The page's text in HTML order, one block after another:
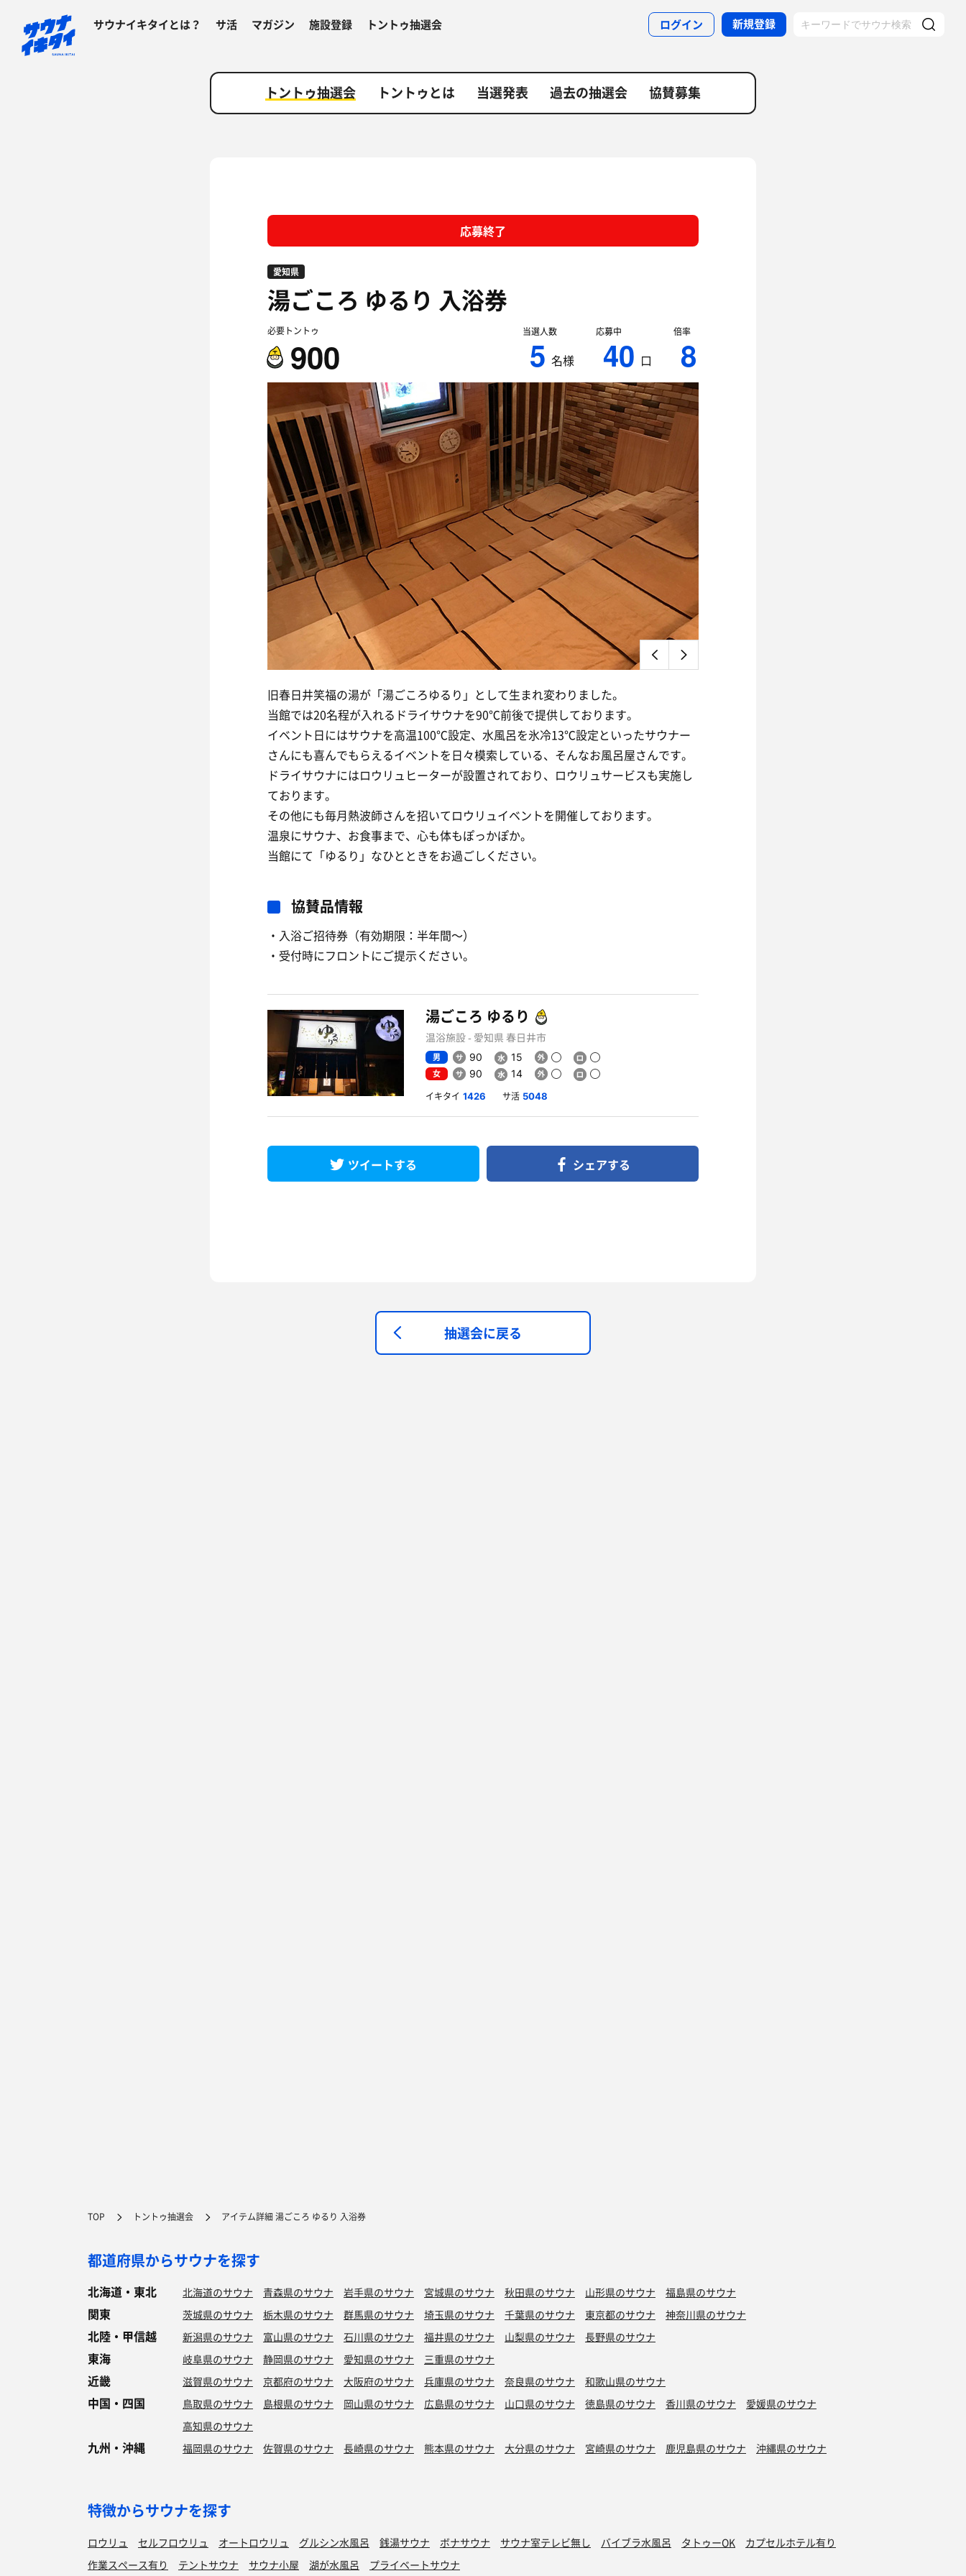
サウナイキタイとは？ サ活 マガジン 施設登録 トントゥ抽選会 ログイン 新規登録
トントゥ抽選会 トントゥとは 当選発表 過去の抽選会 協賛募集
応募終了
愛知県
湯ごころ ゆるり 入浴券
必要トントゥ
900
当選人数
5 名様
応募中
40 口
倍率
8
旧春日井笑福の湯が「湯ごころゆるり」として生まれ変わりました。
当館では20名程が入れるドライサウナを90℃前後で提供しております。
イベント日にはサウナを高温100℃設定、水風呂を氷冷13℃設定といったサウナー
さんにも喜んでもらえるイベントを日々模索している、そんなお風呂屋さんです。
ドライサウナにはロウリュヒーターが設置されており、ロウリュサービスも実施し
ております。
その他にも毎月熱波師さんを招いてロウリュイベントを開催しております。
温泉にサウナ、お食事まで、心も体もぽっかぽか。
当館にて「ゆるり」なひとときをお過ごしください。
協賛品情報
・入浴ご招待券（有効期限：半年間〜）
・受付時にフロントにご提示ください。
湯ごころ ゆるり
温浴施設 - 愛知県 春日井市
男 90
15
女
90 14
イキタイ 1426 サ活 5048
ツイートする シェアする
抽選会に戻る
TOP トントゥ抽選会 アイテム詳細 湯ごころ ゆるり 入浴券
都道府県からサウナを探す
北海道・東北 北海道のサウナ 青森県のサウナ 岩手県のサウナ 宮城県のサウナ 秋田県のサウナ 山形県のサウナ 福島県のサウナ
関東 茨城県のサウナ 栃木県のサウナ 群馬県のサウナ 埼玉県のサウナ 千葉県のサウナ 東京都のサウナ 神奈川県のサウナ
北陸・甲信越 新潟県のサウナ 富山県のサウナ 石川県のサウナ 福井県のサウナ 山梨県のサウナ 長野県のサウナ
東海 岐阜県のサウナ 静岡県のサウナ 愛知県のサウナ 三重県のサウナ
近畿 滋賀県のサウナ 京都府のサウナ 大阪府のサウナ 兵庫県のサウナ 奈良県のサウナ 和歌山県のサウナ
中国・四国 鳥取県のサウナ 島根県のサウナ 岡山県のサウナ 広島県のサウナ 山口県のサウナ 徳島県のサウナ 香川県のサウナ
愛媛県のサウナ
高知県のサウナ
九州・沖縄 福岡県のサウナ 佐賀県のサウナ 長崎県のサウナ 熊本県のサウナ 大分県のサウナ 宮崎県のサウナ 鹿児島県のサウナ 沖縄県のサウナ
特徴からサウナを探す
ロウリュ セルフロウリュ オートロウリュ グルシン水風呂 銭湯サウナ ボナサウナ サウナ室テレビ無し バイブラ水風呂 タトゥーOK
カプセルホテル有り
作業スペース有り
テントサウナ サウナ小屋 湖が水風呂 プライベートサウナ